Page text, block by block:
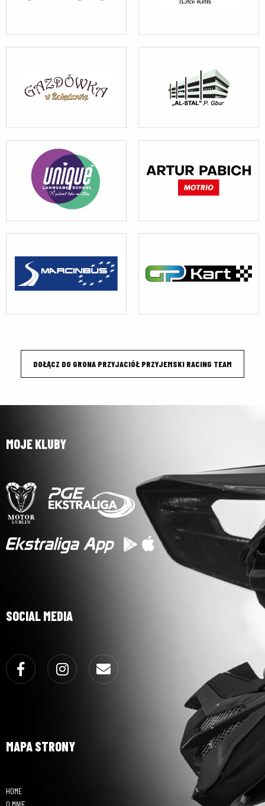
DOŁĄCZ DO GRONA PRZYJACIÓŁ PRZYJEMSKI RACING TEAM
MOJE KLUBY
SOCIAL MEDIA
Facebook Instagram
MAPA STRONY
HOME
O MNIE